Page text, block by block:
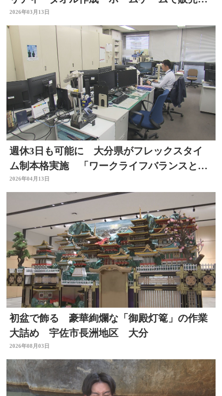
大分
2026年03月13日
週休3日も可能に 大分県がフレックスタイ
ム制本格実施 「ワークライフバランスと人
材定着へ」
2026年04月13日
初盆で飾る 豪華絢爛な「御殿灯篭」の作業
大詰め 宇佐市長洲地区 大分
2026年08月03日